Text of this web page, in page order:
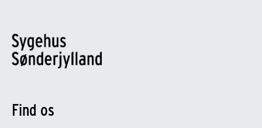
Find os